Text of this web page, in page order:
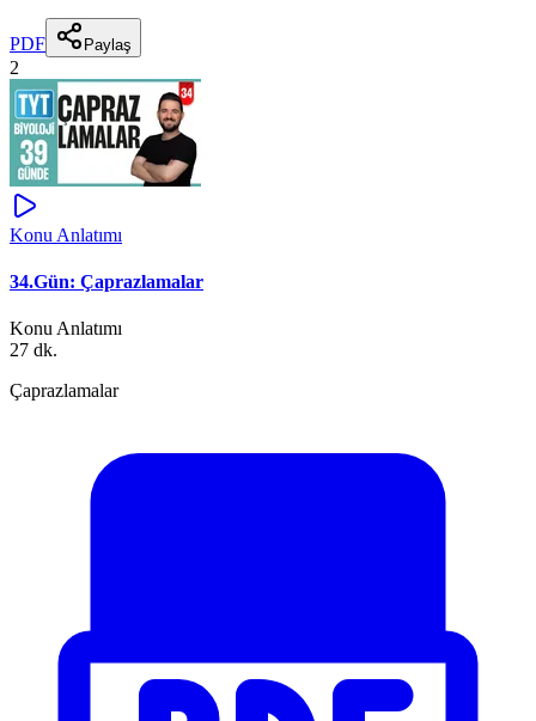
PDF Paylaş
2
Konu Anlatımı
34.Gün: Çaprazlamalar
Konu Anlatımı
27 dk.
Çaprazlamalar